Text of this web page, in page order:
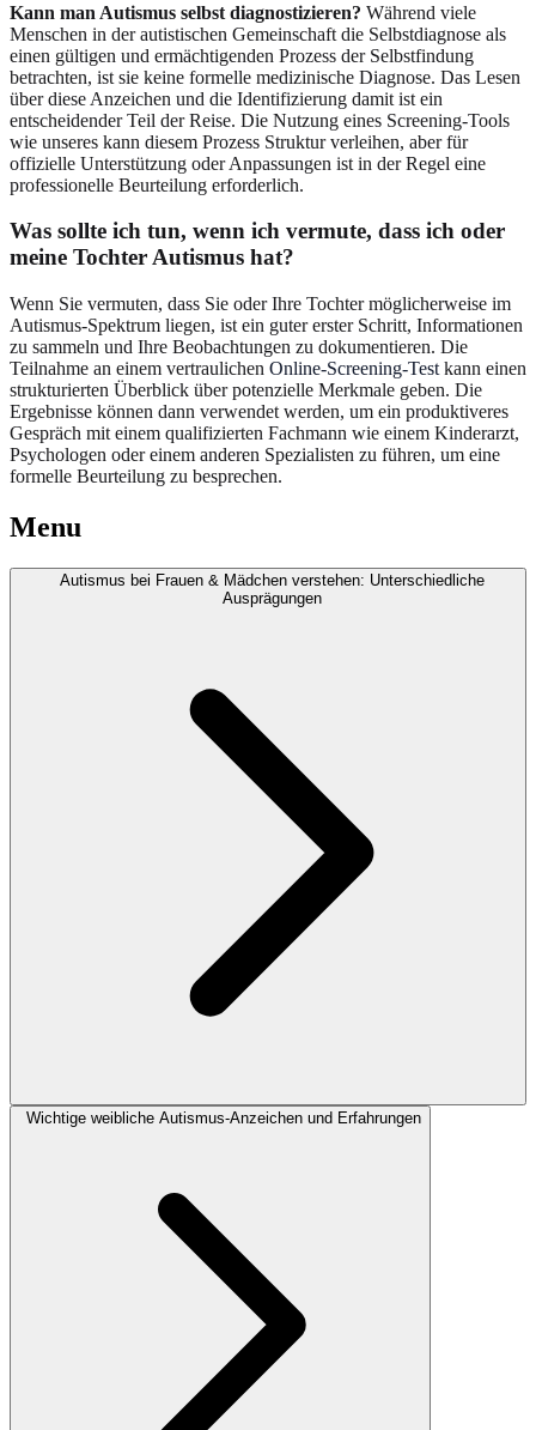
Kann man Autismus selbst diagnostizieren? Während viele
Menschen in der autistischen Gemeinschaft die Selbstdiagnose als
einen gültigen und ermächtigenden Prozess der Selbstfindung
betrachten, ist sie keine formelle medizinische Diagnose. Das Lesen
über diese Anzeichen und die Identifizierung damit ist ein
entscheidender Teil der Reise. Die Nutzung eines Screening-Tools
wie unseres kann diesem Prozess Struktur verleihen, aber für
offizielle Unterstützung oder Anpassungen ist in der Regel eine
professionelle Beurteilung erforderlich.
Was sollte ich tun, wenn ich vermute, dass ich oder
meine Tochter Autismus hat?
Wenn Sie vermuten, dass Sie oder Ihre Tochter möglicherweise im
Autismus-Spektrum liegen, ist ein guter erster Schritt, Informationen
zu sammeln und Ihre Beobachtungen zu dokumentieren. Die
Teilnahme an einem vertraulichen Online-Screening-Test kann einen
strukturierten Überblick über potenzielle Merkmale geben. Die
Ergebnisse können dann verwendet werden, um ein produktiveres
Gespräch mit einem qualifizierten Fachmann wie einem Kinderarzt,
Psychologen oder einem anderen Spezialisten zu führen, um eine
formelle Beurteilung zu besprechen.
Menu
Autismus bei Frauen & Mädchen verstehen: Unterschiedliche
Ausprägungen
Wichtige weibliche Autismus-Anzeichen und Erfahrungen